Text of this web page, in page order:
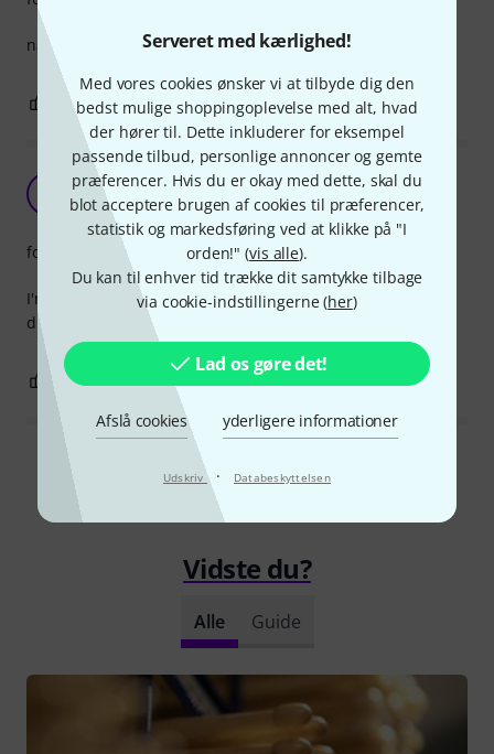
Serveret med kærlighed!
Med vores cookies ønsker vi at tilbyde dig den
bedst mulige shoppingoplevelse med alt, hvad
der hører til. Dette inkluderer for eksempel
passende tilbud, personlige annoncer og gemte
præferencer. Hvis du er okay med dette, skal du
blot acceptere brugen af cookies til præferencer,
statistik og markedsføring ved at klikke på "I
orden!" (vis alle).
Du kan til enhver tid trække dit samtykke tilbage
via cookie-indstillingerne (her)
Lad os gøre det!
Afslå cookies yderligere informationer
Udskriv · Databeskyttelsen
nåede aldrig rigtigt at få dem i brug, før de gik i stykker.
0 ANMELD BEDØMMELSE
Fine
Anonym 16.11.2016
I'm not an expert, as I bought it for a friend, he's the
drummer. It seems to work fine.
forarbejdning
Læs alle anmeldelser
Vidste du?
Alle Guide